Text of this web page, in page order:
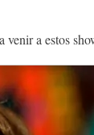
a estos